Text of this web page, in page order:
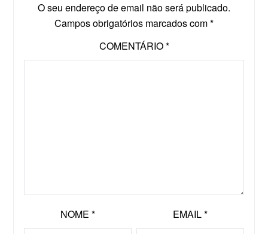
O seu endereço de email não será publicado.
Campos obrigatórios marcados com*
COMENTÁRIO*
NOME * EMAIL*